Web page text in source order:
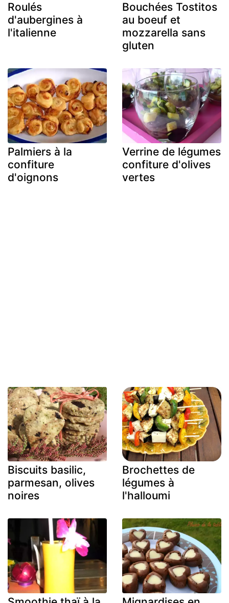
Roulés
d'aubergines à
l'italienne
Bouchées Tostitos
au boeuf et
mozzarella sans
gluten
Palmiers à la
confiture
d'oignons
Verrine de légumes
confiture d'olives
vertes
Biscuits basilic,
parmesan, olives
noires
Brochettes de
légumes à
l'halloumi